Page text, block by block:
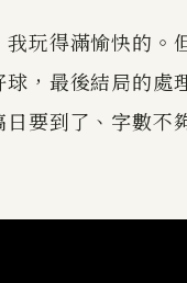
玩得滿愉快的。
，最後結局的處
要到了、字數不